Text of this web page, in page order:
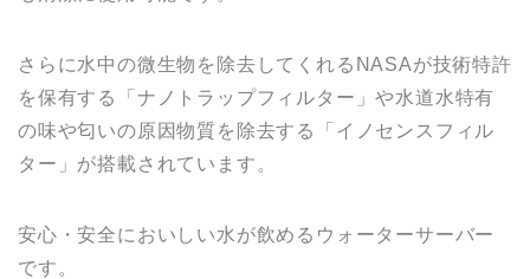
さらに水中の微生物を除去してくれるNASAが技術特許
を保有する「ナノトラップフィルター」や水道水特有
の味や匂いの原因物質を除去する「イノセンスフィル
ター」が搭載されています。
安心・安全においしい水が飲めるウォーターサーバー
です。